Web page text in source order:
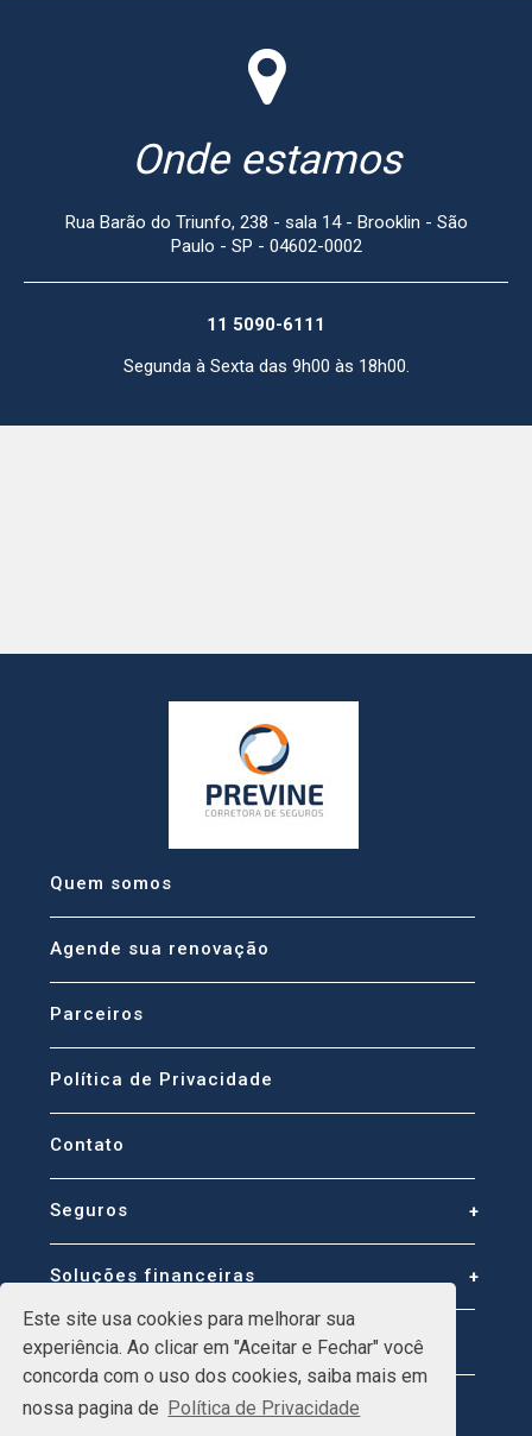
Este site usa cookies para melhorar sua
experiência. Ao clicar em "Aceitar e Fechar" você
concorda com o uso dos cookies, saiba mais em
nossa pagina de Política de Privacidade
Onde estamos
Rua Barão do Triunfo, 238 - sala 14 - Brooklin - São
Paulo - SP - 04602-0002
11 5090-6111
Segunda à Sexta das 9h00 às 18h00.
Quem somos
Agende sua renovação
Parceiros
Política de Privacidade
Contato
Seguros
Soluções financeiras
Guinchos